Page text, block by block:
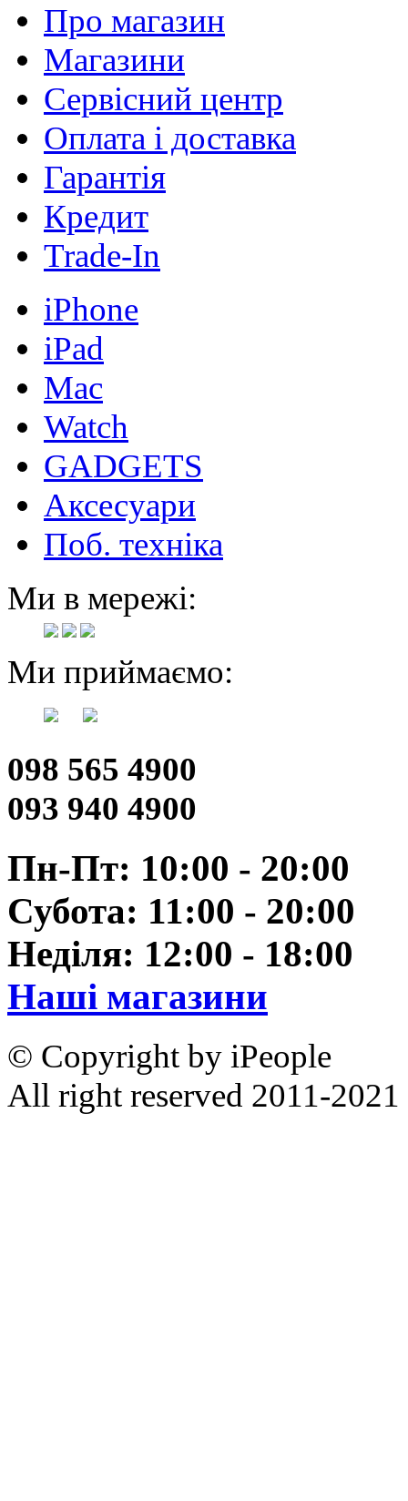
Про магазин
Магазини
Сервісний центр
Оплата і доставка
Гарантія
Кредит
Trade-In
iPhone
iPad
Mac
Watch
GADGETS
Аксесуари
Поб. техніка
Ми в мережі:
Ми приймаємо:
098 565 4900
093 940 4900
Пн-Пт: 10:00 - 20:00
Субота: 11:00 - 20:00
Неділя: 12:00 - 18:00
Наші магазини
© Copyright by iPeople
All right reserved 2011-2021